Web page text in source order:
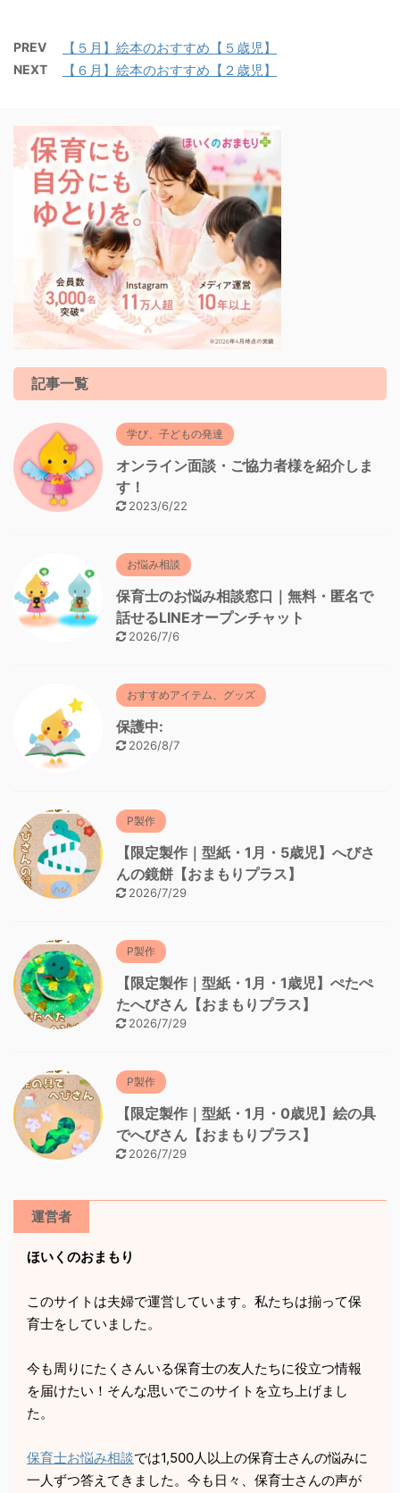
PREV 【５月】絵本のおすすめ【５歳児】
NEXT 【６月】絵本のおすすめ【２歳児】
記事一覧
学び、子どもの発達
オンライン面談・ご協力者様を紹介しま
す！
2023/6/22
お悩み相談
保育士のお悩み相談窓口｜無料・匿名で
話せるLINEオープンチャット
2026/7/6
おすすめアイテム、グッズ
保護中:
2026/8/7
P製作
【限定製作｜型紙・1月・5歳児】へびさ
んの鏡餅【おまもりプラス】
2026/7/29
P製作
【限定製作｜型紙・1月・1歳児】ぺたぺ
たへびさん【おまもりプラス】
2026/7/29
P製作
【限定製作｜型紙・1月・0歳児】絵の具
でへびさん【おまもりプラス】
2026/7/29
運営者
ほいくのおまもり
このサイトは夫婦で運営しています。私たちは揃って保
育士をしていました。
今も周りにたくさんいる保育士の友人たちに役立つ情報
を届けたい！そんな思いでこのサイトを立ち上げまし
た。
保育士お悩み相談では1,500人以上の保育士さんの悩みに
一人ずつ答えてきました。今も日々、保育士さんの声が